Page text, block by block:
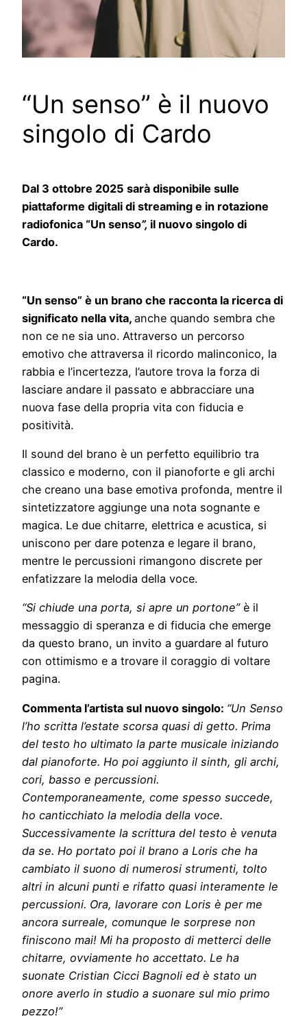
“Un senso” è il nuovo
singolo di Cardo
Dal 3 ottobre 2025 sarà disponibile sulle
piattaforme digitali di streaming e in rotazione
radiofonica “Un senso”, il nuovo singolo di
Cardo.
“Un senso” è un brano che racconta la ricerca di
significato nella vita, anche quando sembra che
non ce ne sia uno. Attraverso un percorso
emotivo che attraversa il ricordo malinconico, la
rabbia e l’incertezza, l’autore trova la forza di
lasciare andare il passato e abbracciare una
nuova fase della propria vita con fiducia e
positività.
Il sound del brano è un perfetto equilibrio tra
classico e moderno, con il pianoforte e gli archi
che creano una base emotiva profonda, mentre il
sintetizzatore aggiunge una nota sognante e
magica. Le due chitarre, elettrica e acustica, si
uniscono per dare potenza e legare il brano,
mentre le percussioni rimangono discrete per
enfatizzare la melodia della voce.
“Si chiude una porta, si apre un portone”è il
messaggio di speranza e di fiducia che emerge
da questo brano, un invito a guardare al futuro
con ottimismo e a trovare il coraggio di voltare
pagina.
Commenta l’artista sul nuovo singolo: “Un Senso
l’ho scritta l’estate scorsa quasi di getto. Prima
del testo ho ultimato la parte musicale iniziando
dal pianoforte. Ho poi aggiunto il sinth, gli archi,
cori, basso e percussioni.
Contemporaneamente, come spesso succede,
ho canticchiato la melodia della voce.
Successivamente la scrittura del testo è venuta
da se. Ho portato poi il brano a Loris che ha
cambiato il suono di numerosi strumenti, tolto
altri in alcuni punti e rifatto quasi interamente le
percussioni. Ora, lavorare con Loris è per me
ancora surreale, comunque le sorprese non
finiscono mai! Mi ha proposto di metterci delle
chitarre, ovviamente ho accettato. Le ha
suonate Cristian Cicci Bagnoli ed è stato un
onore averlo in studio a suonare sul mio primo
pezzo!”